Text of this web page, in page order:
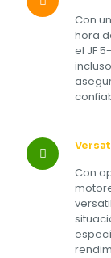
Con
hora
el JF
Con